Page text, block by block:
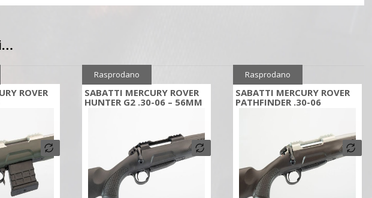
ROVER
SABATTI MERCURY ROVER
HUNTER G2 .30-06 – 56MM
Rasprodano
SABATTI MERCURY ROVER
PATHFINDER .30-06
Rasprodano